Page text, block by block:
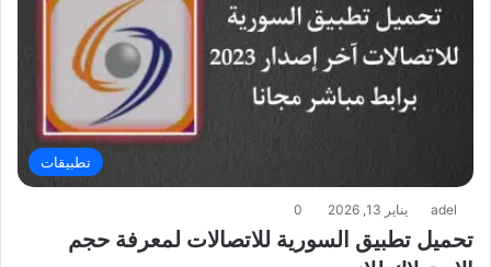
تطبيقات
adel يناير 13, 2026 0
تحميل تطبيق السورية للاتصالات لمعرفة حجم